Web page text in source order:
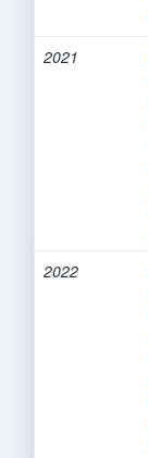
2021
2022